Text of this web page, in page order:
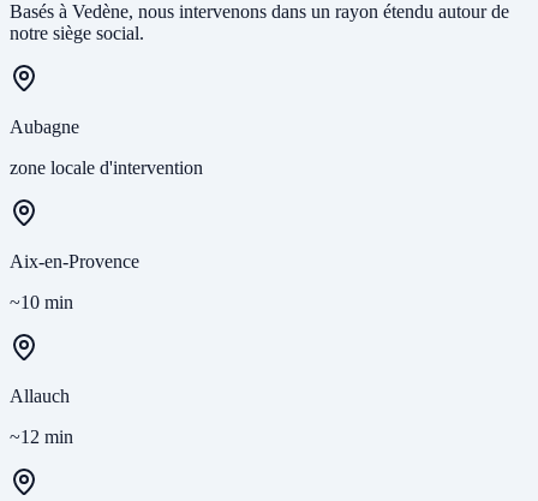
Basés à Vedène, nous intervenons dans un rayon étendu autour de
notre siège social.
Aubagne
zone locale d'intervention
Aix-en-Provence
~10 min
Allauch
~12 min